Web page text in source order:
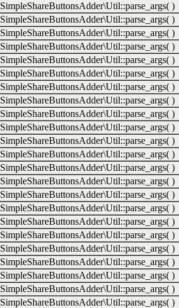
SimpleShareButtonsAdder\Util::parse_args( )
SimpleShareButtonsAdder\Util::parse_args( )
SimpleShareButtonsAdder\Util::parse_args( )
SimpleShareButtonsAdder\Util::parse_args( )
SimpleShareButtonsAdder\Util::parse_args( )
SimpleShareButtonsAdder\Util::parse_args( )
SimpleShareButtonsAdder\Util::parse_args( )
SimpleShareButtonsAdder\Util::parse_args( )
SimpleShareButtonsAdder\Util::parse_args( )
SimpleShareButtonsAdder\Util::parse_args( )
SimpleShareButtonsAdder\Util::parse_args( )
SimpleShareButtonsAdder\Util::parse_args( )
SimpleShareButtonsAdder\Util::parse_args( )
SimpleShareButtonsAdder\Util::parse_args( )
SimpleShareButtonsAdder\Util::parse_args( )
SimpleShareButtonsAdder\Util::parse_args( )
SimpleShareButtonsAdder\Util::parse_args( )
SimpleShareButtonsAdder\Util::parse_args( )
SimpleShareButtonsAdder\Util::parse_args( )
SimpleShareButtonsAdder\Util::parse_args( )
SimpleShareButtonsAdder\Util::parse_args( )
SimpleShareButtonsAdder\Util::parse_args( )
SimpleShareButtonsAdder\Util::parse_args( )